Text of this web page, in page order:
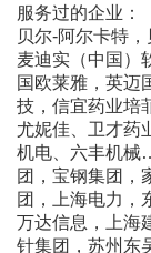
服务过的企业：
贝尔-阿尔卡特
麦迪实（中国）
国欧莱雅，英迈
技，信宜药业培
尤妮佳、卫才药
机电、六丰机械
团，宝钢集团，
团，上海电力，
万达信息，上海
针集团，苏州东